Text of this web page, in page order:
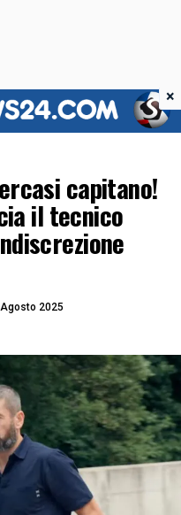
capitano!
il tecnico
2025
×